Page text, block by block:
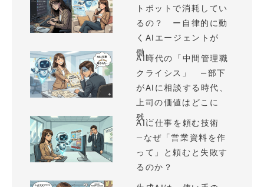
トボットで消耗してい
るの？ ー自律的に動
くAIエージェントが
働...
AI時代の「中間管理職
クライシス」 —部下
がAIに相談する時代、
上司の価値はどこに
残...
AIに仕事を頼む技術
—なぜ「営業資料を作
って」と頼むと失敗す
るのか？